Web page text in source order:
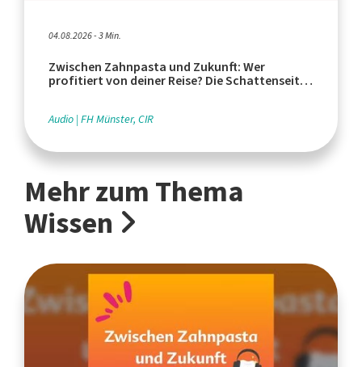
04.08.2026 - 3 Min.
Zwischen Zahnpasta und Zukunft: Wer
profitiert von deiner Reise? Die Schattenseiten
Audio FH Münster, CIR
Mehr zum Thema
Wissen